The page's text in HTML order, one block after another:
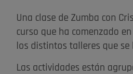
Una clase de Zumba con
curso que ha comenzado
los distintos talleres que se
Las actividades están